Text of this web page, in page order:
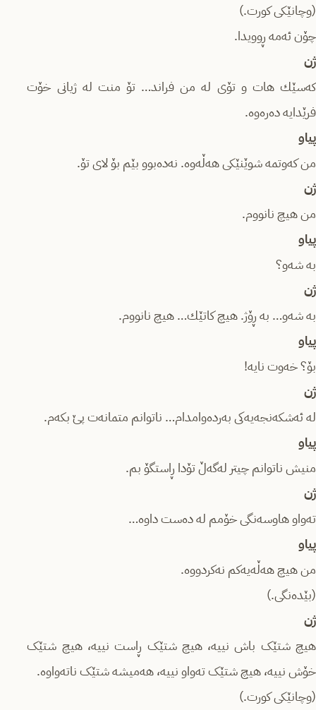
(وچانێکی کورت.)
چۆن ئەمە ڕوویدا.
ژن
کەسێك هات و تۆی لە من فراند… تۆ منت لە ژیانی خۆت
فرێدایە دەرەوە.
پیاو
من کەوتمە شوێنێکی هەڵەوە. نەدەبوو بێم بۆ لای تۆ.
ژن
من هیچ نانووم.
پیاو
بە شەو؟
ژن
بە شەو… بە ڕۆژ. هیچ کاتێك… هیچ نانووم.
پیاو
بۆ؟ خەوت نایە!
ژن
لە ئەشکەنجەیەکی بەردەوامدام… ناتوانم متمانەت پێ بکه‌م.
پیاو
منیش ناتوانم چیتر لەگەڵ تۆدا ڕاستگۆ بم.
ژن
تەواو هاوسەنگی خۆمم لە دەست داوە…
پیاو
من هیچ هەڵەیەکم نەکردووە.
(بێدەنگی.)
ژن
هیچ شتێک باش نییە، هیچ شتێک ڕاست نییە، هیچ شتێک
خۆش نییە، هیچ شتێک تەواو نییە، هەمیشە شتێک ناتەواوە.
(وچانێکی کورت.)